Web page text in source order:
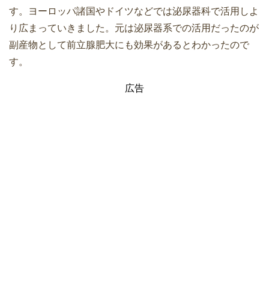
す。ヨーロッパ諸国やドイツなどでは泌尿器科で活用しよ
り広まっていきました。元は泌尿器系での活用だったのが
副産物として前立腺肥大にも効果があるとわかったので
す。
広告